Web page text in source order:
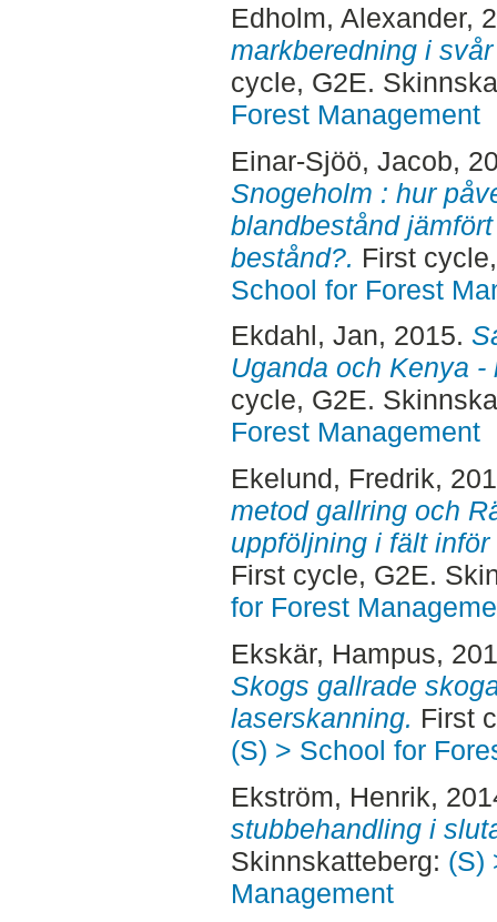
Edholm, Alexander,
markberedning i
cycle, G2E.
Forest Management
Einar-Sjöö, Jacob,
Snogeholm : hur
blandbestånd
bestånd?. First
School for Forest
Ekdahl, Jan, 2015.
Uganda och Kenya
cycle, G2E.
Forest Management
Ekelund, Fredrik,
metod gallring och
uppföljning i fält
First cycle, G2E.
for Forest
Ekskär, Hampus,
Skogs gallrade
laserskanning. First
(S) > School for
Ekström, Henrik,
stubbehandling i
Skinnskatteberg: (S)
Management